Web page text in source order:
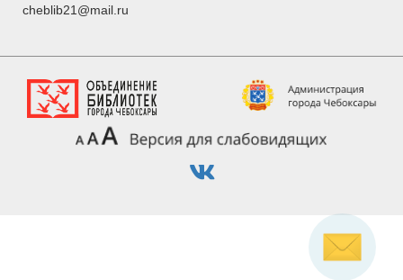
cheblib21@mail.ru